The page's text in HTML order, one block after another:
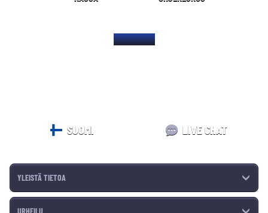
KOTISIVU
SUOMI LIVE CHAT
YLEISTÄ TIETOA
URHEILU